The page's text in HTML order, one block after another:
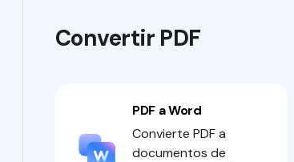
Convertir PDF
PDF a Word
Convierte PDF a
documentos de